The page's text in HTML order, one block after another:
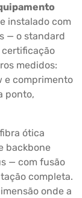
instalado com
— o standard
certificação
medidos:
e comprimento
ponto,
ótica
backbone
— com fusão
completa.
onde a